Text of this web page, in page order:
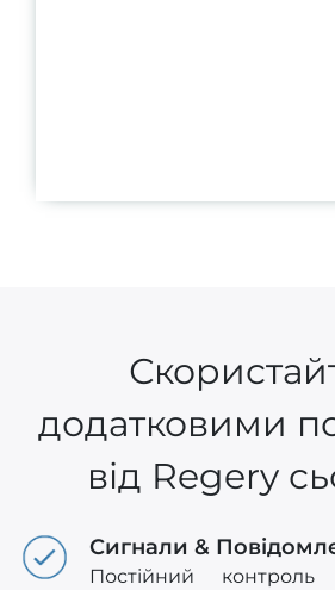
додатковими
від Regery
Сигнали &
Постійний